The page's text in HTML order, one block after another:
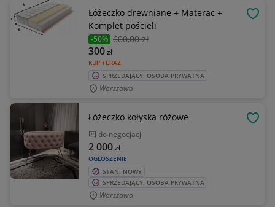
Łóżeczko drewniane + Materac +
Komplet pościeli
-50% 600,00 zł
KUP TERAZ
300zł
SPRZEDAJĄCY: OSOBA PRYWATNA
Warszawa
Łóżeczko kołyska różowe
do negocjacji
OGŁOSZENIE
2 000zł
STAN: NOWY
SPRZEDAJĄCY: OSOBA PRYWATNA
Warszawa